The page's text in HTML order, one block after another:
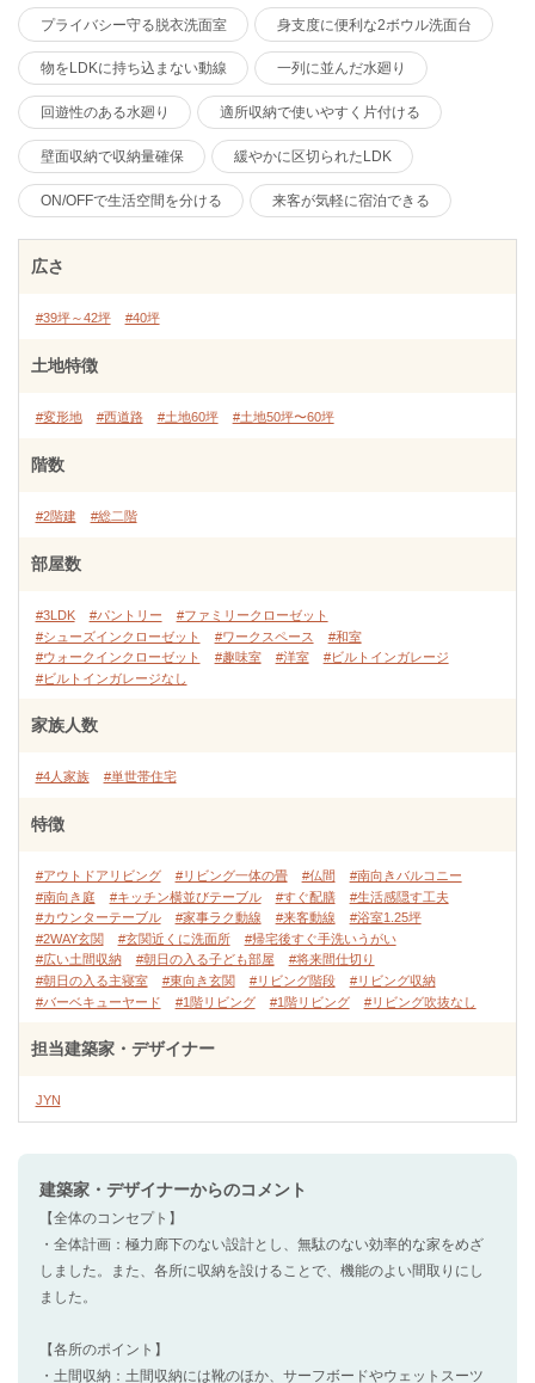
プライバシー守る脱衣洗面室 身支度に便利な2ボウル洗面台
物をLDKに持ち込まない動線 一列に並んだ水廻り
回遊性のある水廻り 適所収納で使いやすく片付ける
壁面収納で収納量確保 緩やかに区切られたLDK
ON/OFFで生活空間を分ける 来客が気軽に宿泊できる
広さ
#39坪～42坪 #40坪
土地特徴
#変形地 #西道路 #土地60坪 #土地50坪〜60坪
階数
#2階建 #総二階
部屋数
#3LDK #パントリー
#ファミリークローゼット
#シューズインクローゼット
#ワークスペース
#和室
#ウォークインクローゼット
#趣味室 #洋室
#ビルトインガレージ
#ビルトインガレージなし
家族人数
#4人家族 #単世帯住宅
特徴
#アウトドアリビング #リビング一体の畳 #仏間
#南向きバルコニー
#南向き庭
#キッチン横並びテーブル #すぐ配膳
#生活感隠す工夫
#カウンターテーブル
#家事ラク動線 #来客動線
#浴室1.25坪
#2WAY玄関
#玄関近くに洗面所
#帰宅後すぐ手洗いうがい
#広い土間収納
#朝日の入る子ども部屋
#将来間仕切り
#朝日の入る主寝室
#東向き玄関 #リビング階段
#リビング収納
#バーベキューヤード
#1階リビング #1階リビング #リビング吹抜なし
担当建築家・デザイナー
JYN
建築家・デザイナーからのコメント
【全体のコンセプト】
・全体計画：極力廊下のない設計とし、無駄のない効率的な家をめざ
しました。また、各所に収納を設けることで、機能のよい間取りにし
ました。
【各所のポイント】
・土間収納：土間収納には靴のほか、サーフボードやウェットスーツ